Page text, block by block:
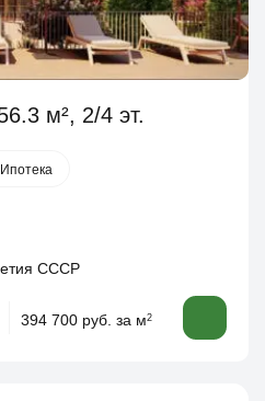
м², 2/4 эт.
Ипотека
СССР
394 700 руб. за м2